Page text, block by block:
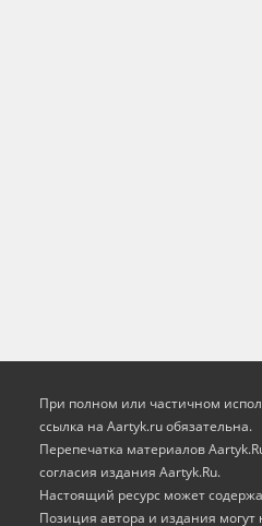
При полном или частичном
ссылка на Aartyk.ru oбязательна.
Перепечатка материалов
согласия издания Aartyk.Ru.
Настоящий ресурс может
Позиция автора и издания могут